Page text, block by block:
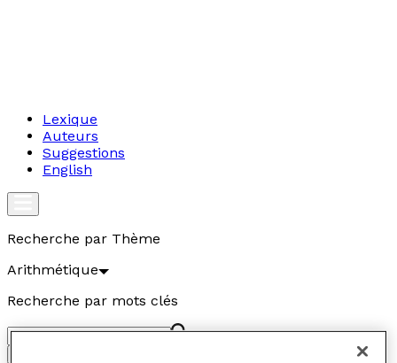
Lexique
Auteurs
Suggestions
English
Recherche par Thème
Arithmétique
Recherche par mots clés